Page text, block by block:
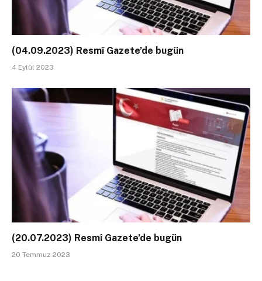
(04.09.2023) Resmî Gazete’de bugün
4 Eylül 2023
(20.07.2023) Resmî Gazete’de bugün
20 Temmuz 2023